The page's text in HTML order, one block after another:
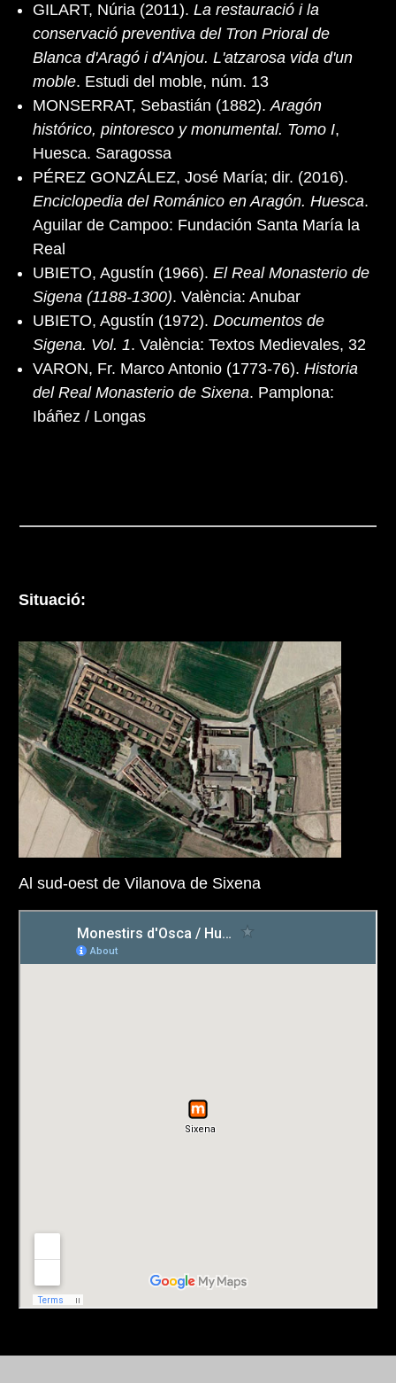
GILART, Núria (2011). La restauració i la
conservació preventiva del Tron Prioral de
Blanca d'Aragó i d'Anjou. L'atzarosa vida d'un
moble. Estudi del moble, núm. 13
MONSERRAT, Sebastián (1882).Aragón
histórico, pintoresco y monumental. Tomo I,
Huesca. Saragossa
PÉREZ GONZÁLEZ, José María; dir. (2016).
Enciclopedia del Románico en Aragón. Huesca.
Aguilar de Campoo: Fundación Santa María la
Real
UBIETO, Agustín (1966). El Real Monasterio de
Sigena (1188-1300). València: Anubar
UBIETO, Agustín (1972). Documentos de
Sigena. Vol. 1. València: Textos Medievales, 32
VARON, Fr. Marco Antonio (1773-76). Historia
del Real Monasterio de Sixena. Pamplona:
Ibáñez / Longas
Situació:
Al sud-oest de Vilanova de Sixena